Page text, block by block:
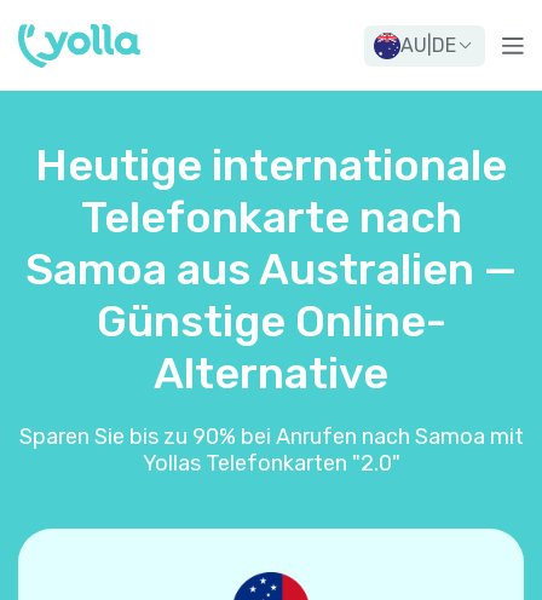
AU DE
Heutige internationale
Telefonkarte nach
Samoa aus Australien —
Günstige Online-
Alternative
Sparen Sie bis zu 90% bei Anrufen nach Samoa mit
Yollas Telefonkarten "2.0"